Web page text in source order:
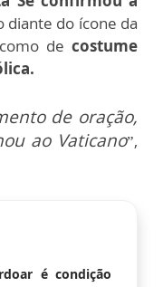
diante do ícone da
decostume
de oração,
ao Vaticano”,
é condição